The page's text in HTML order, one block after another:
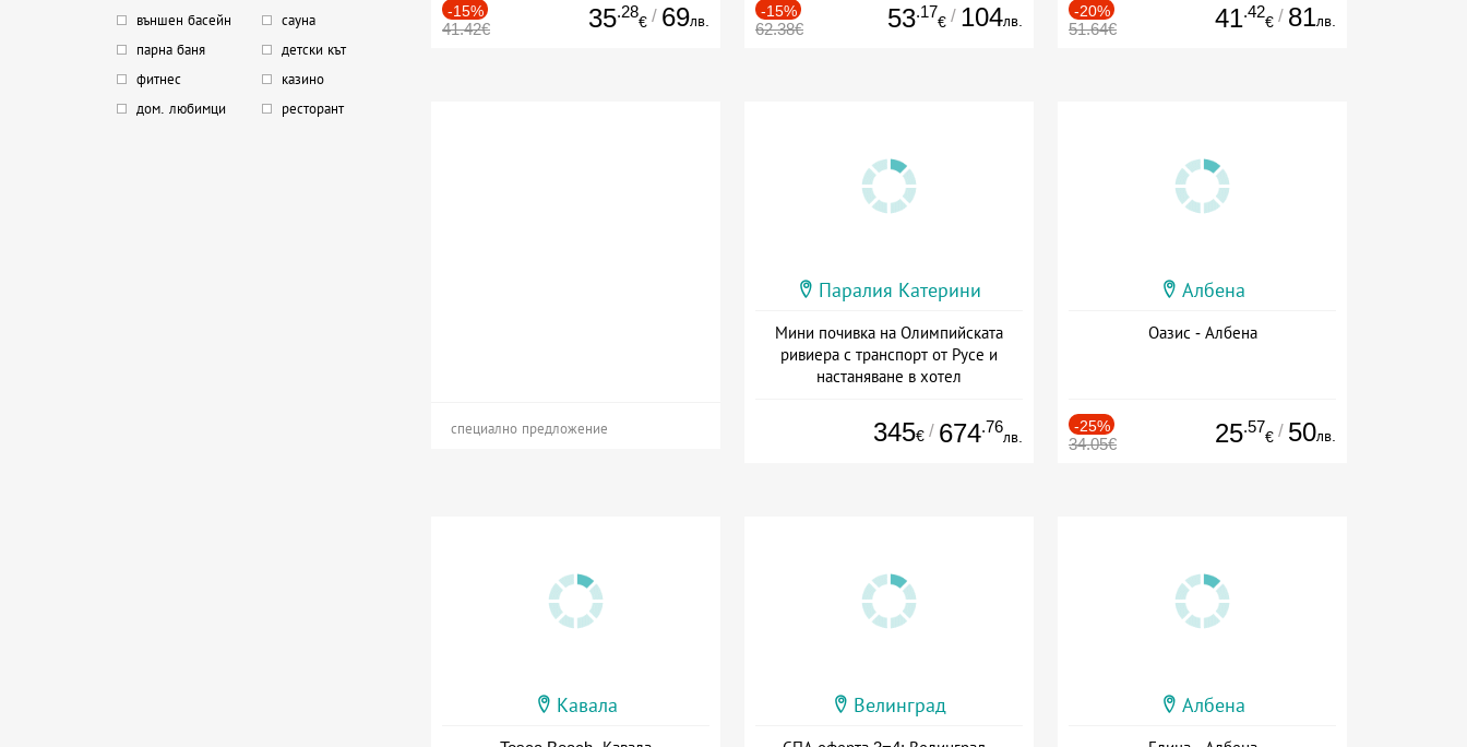
външен басейн
сауна
парна баня
детски кът
фитнес
казино
дом. любимци
ресторант
-15%
41.42€ 35.28
€ / 69лв.
-15%
62.38€ 53.17
€ / 104лв.
-20%
51.64€ 41.42
€ / 81лв.
специално предложение
Паралия Катерини
Мини почивка на Олимпийската
ривиера с транспорт от Русе и
настаняване в хотел
345€ / 674.76
лв.
Албена
Оазис - Албена
-25%
34.05€ 25.57
€ / 50лв.
Кавала Велинград Албена